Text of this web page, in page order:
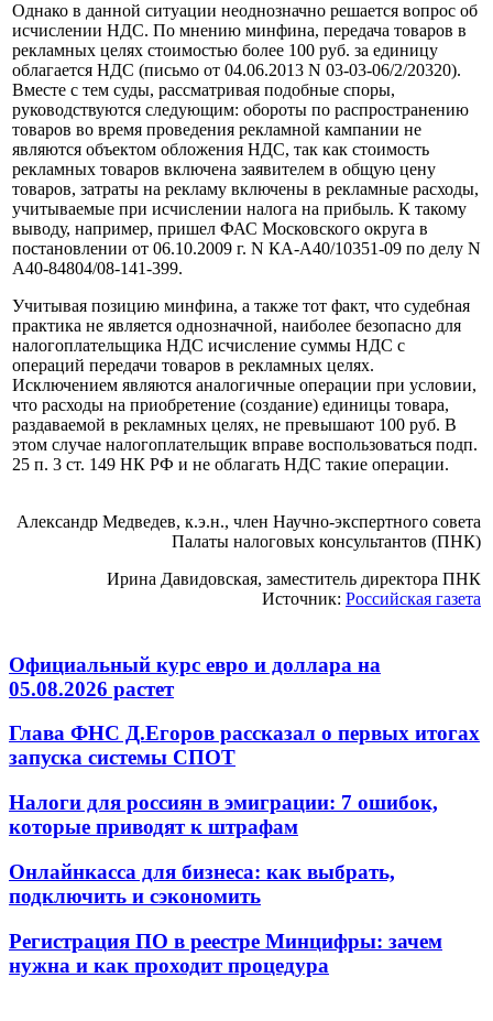
Однако в данной ситуации неоднозначно решается вопрос об
исчислении НДС. По мнению минфина, передача товаров в
рекламных целях стоимостью более 100 руб. за единицу
облагается НДС (письмо от 04.06.2013 N 03-03-06/2/20320).
Вместе с тем суды, рассматривая подобные споры,
руководствуются следующим: обороты по распространению
товаров во время проведения рекламной кампании не
являются объектом обложения НДС, так как стоимость
рекламных товаров включена заявителем в общую цену
товаров, затраты на рекламу включены в рекламные расходы,
учитываемые при исчислении налога на прибыль. К такому
выводу, например, пришел ФАС Московского округа в
постановлении от 06.10.2009 г. N КА-А40/10351-09 по делу N
А40-84804/08-141-399.
Учитывая позицию минфина, а также тот факт, что судебная
практика не является однозначной, наиболее безопасно для
налогоплательщика НДС исчисление суммы НДС с
операций передачи товаров в рекламных целях.
Исключением являются аналогичные операции при условии,
что расходы на приобретение (создание) единицы товара,
раздаваемой в рекламных целях, не превышают 100 руб. В
этом случае налогоплательщик вправе воспользоваться подп.
25 п. 3 ст. 149 НК РФ и не облагать НДС такие операции.
Александр Медведев, к.э.н., член Научно-экспертного совета
Палаты налоговых консультантов (ПНК)
Ирина Давидовская, заместитель директора ПНК
Источник: Российская газета
Официальный курс евро и доллара на
05.08.2026 растет
Глава ФНС Д.Егоров рассказал о первых итогах
запуска системы СПОТ
Налоги для россиян в эмиграции: 7 ошибок,
которые приводят к штрафам
Онлайнкасса для бизнеса: как выбрать,
подключить и сэкономить
Регистрация ПО в реестре Минцифры: зачем
нужна и как проходит процедура